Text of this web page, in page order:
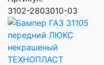
3102-2803010-03